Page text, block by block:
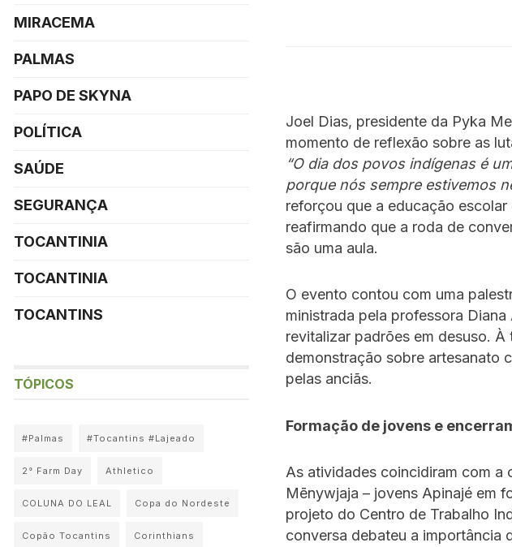
Joel Dias, presidente da Pyka
momento de reflexão sobre as
“O dia dos povos indígenas é
porque nós sempre estivemos
reforçou que a educação
reafirmando que a roda de
são uma aula.
O evento contou com uma
ministrada pela professora
revitalizar padrões em desuso.
demonstração sobre artesanato
pelas anciãs.
Formação de jovens e
As atividades coincidiram com
Mēnywjaja – jovens Apinajé em
projeto do Centro de Trabalho
conversa debateu a importância
MIRACEMA
PALMAS
PAPO DE SKYNA
POLÍTICA
SAÚDE
SEGURANÇA
TOCANTINIA
TOCANTINIA
TOCANTINS
TÓPICOS
#Palmas #Tocantins #Lajeado
2° Farm Day Athletico
COLUNA DO LEAL Copa do Nordeste
Copão Tocantins Corinthians